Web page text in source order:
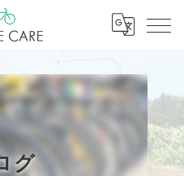
グ